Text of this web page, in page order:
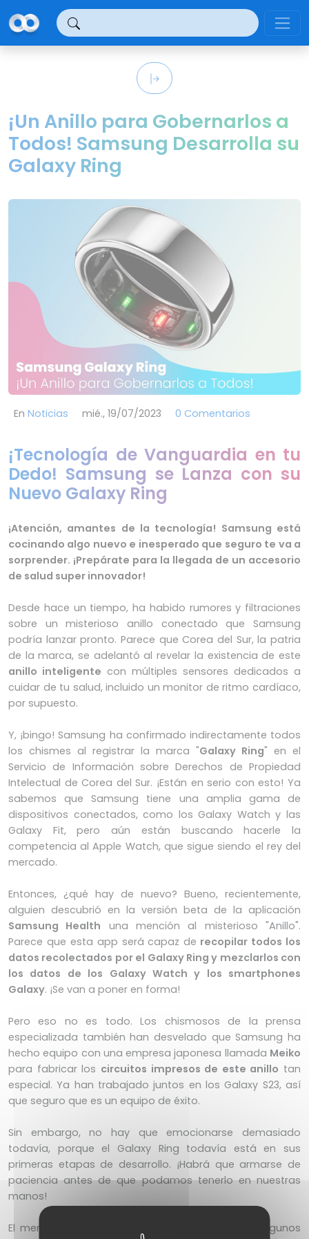
¡Un Anillo para Gobernarlos a
Todos! Samsung Desarrolla su
Galaxy Ring
En Noticias mié., 19/07/2023 0 Comentarios
¡Tecnología de Vanguardia en tu
Dedo! Samsung se Lanza con su
Nuevo Galaxy Ring
¡Atención, amantes de la tecnología! Samsung está
cocinando algo nuevo e inesperado que seguro te va a
sorprender. ¡Prepárate para la llegada de un accesorio
de salud super innovador!
Desde hace un tiempo, ha habido rumores y filtraciones
sobre un misterioso anillo conectado que Samsung
podría lanzar pronto. Parece que Corea del Sur, la patria
de la marca, se adelantó al revelar la existencia de este
anillo inteligente con múltiples sensores dedicados a
cuidar de tu salud, incluido un monitor de ritmo cardíaco,
por supuesto.
Y, ¡bingo! Samsung ha confirmado indirectamente todos
los chismes al registrar la marca "Galaxy Ring" en el
Servicio de Información sobre Derechos de Propiedad
Intelectual de Corea del Sur. ¡Están en serio con esto! Ya
sabemos que Samsung tiene una amplia gama de
dispositivos conectados, como los Galaxy Watch y las
Galaxy Fit, pero aún están buscando hacerle la
competencia al Apple Watch, que sigue siendo el rey del
mercado.
Entonces, ¿qué hay de nuevo? Bueno, recientemente,
alguien descubrió en la versión beta de la aplicación
Samsung Health una mención al misterioso "Anillo".
Parece que esta app será capaz de recopilar todos los
datos recolectados por el Galaxy Ring y mezclarlos con
los datos de los Galaxy Watch y los smartphones
Galaxy. ¡Se van a poner en forma!
Pero eso no es todo. Los chismosos de la prensa
especializada también han desvelado que Samsung ha
hecho equipo con una empresa japonesa llamada Meiko
para fabricar los circuitos impresos de este anillo tan
especial. Ya han trabajado juntos en los Galaxy S23, así
que seguro que es un equipo de éxito.
Sin embargo, no hay que emocionarse demasiado
todavía, porque el Galaxy Ring todavía está en sus
primeras etapas de desarrollo. ¡Habrá que armarse de
paciencia antes de que podamos tenerlo en nuestras
manos!
El mercado de los anillos conectados ya tiene algunos
Panel de gestión de cookies